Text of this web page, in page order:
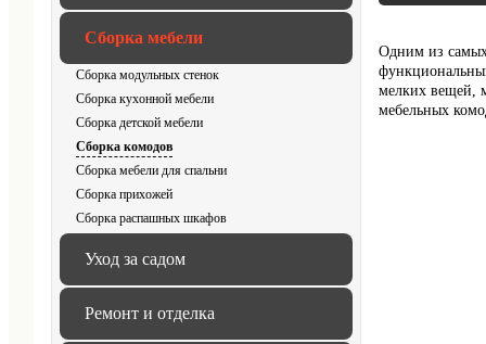
Сборка мебели
Сборка модульных стенок
Сборка кухонной мебели
Сборка детской мебели
Сборка комодов
Сборка мебели для спальни
Сборка прихожей
Сборка распашных шкафов
Уход за садом
Ремонт и отделка
Одним из самых
мелких вещей,
мебельных